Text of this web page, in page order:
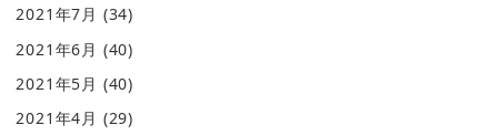
2021年7月 (34)
2021年6月 (40)
2021年5月 (40)
2021年4月 (29)